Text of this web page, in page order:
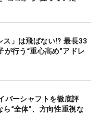
ス」は飛ばない!? 最長33
が行う“重心高め”アドレ
バーシャフトを徹底評
“全体”、方向性重視な